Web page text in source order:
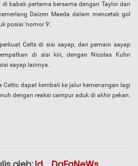
babak pertama bersama dengan Taylor dan
Daizen Maeda dalam mencetak gol
posisi ‘nomor 9’.
Celts di sisi sayap, dan pemain sayap
di sisi kiri, dengan Nicolas Kuhn
sayap lainnya.
Celtic dapat kembali ke jalur kemenangan lagi
dengan reaksi campur aduk di akhir pekan.